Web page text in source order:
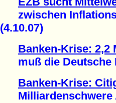
zwischen
(4.10.07)
Banken-Krise: 2,2
muß die Deutsche
Banken-Krise:
Milliardenschwere